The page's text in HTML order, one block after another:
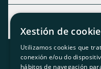
Descubre qué servicio
Contacto
Actualidad
O recuncho da socia
Xestión de
Utilizamos cookies que
conexión e/ou do
hábitos de navegación